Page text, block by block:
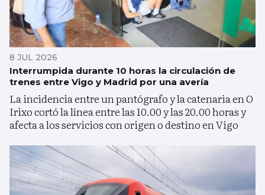
8 JUL 2026
Interrumpida durante 10 horas la circulación de
trenes entre Vigo y Madrid por una avería
La incidencia entre un pantógrafo y la catenaria en O
Irixo cortó la línea entre las 10.00 y las 20.00 horas y
afecta a los servicios con origen o destino en Vigo